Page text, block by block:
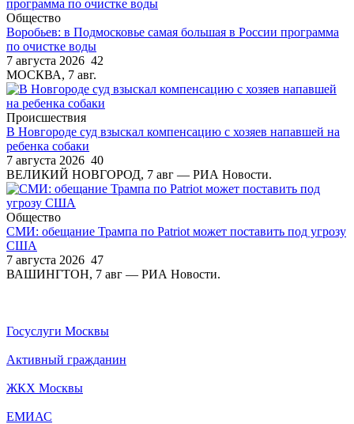
Общество
Воробьев: в Подмосковье самая большая в России программа
по очистке воды
7 августа 2026 42
МОСКВА, 7 авг.
Происшествия
В Новгороде суд взыскал компенсацию с хозяев напавшей на
ребенка собаки
7 августа 2026 40
ВЕЛИКИЙ НОВГОРОД, 7 авг — РИА Новости.
Общество
СМИ: обещание Трампа по Patriot может поставить под угрозу
США
7 августа 2026 47
ВАШИНГТОН, 7 авг — РИА Новости.
Госуслуги Москвы
Активный гражданин
ЖКХ Москвы
ЕМИАС